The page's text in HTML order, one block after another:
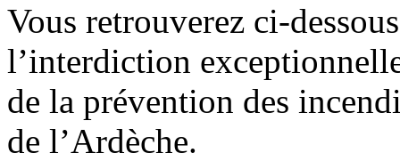
Vous retrouverez ci-
l’interdiction
de la prévention des
de l’Ardèche.